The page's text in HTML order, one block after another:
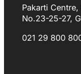
Pakarti
No.23-25-27,
021 29 800